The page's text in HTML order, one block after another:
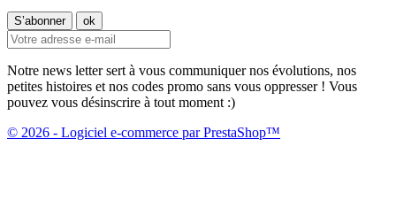
Notre news letter sert à vous communiquer nos évolutions, nos
petites histoires et nos codes promo sans vous oppresser ! Vous
pouvez vous désinscrire à tout moment :)
© 2026 - Logiciel e-commerce par PrestaShop™